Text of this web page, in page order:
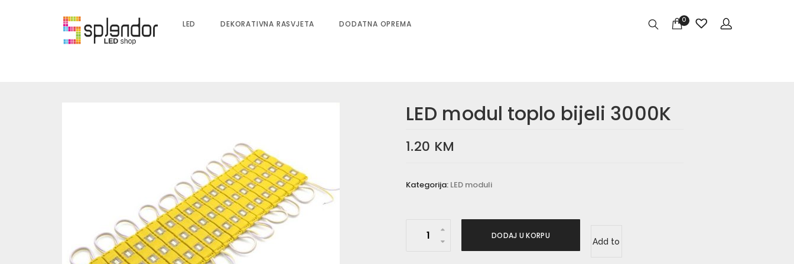
LED DEKORATIVNA RASVJETA DODATNA OPREMA 0
LED modul toplo bijeli 3000K
1.20 KM
Kategorija: LED moduli
DODAJ U KORPU
Add to